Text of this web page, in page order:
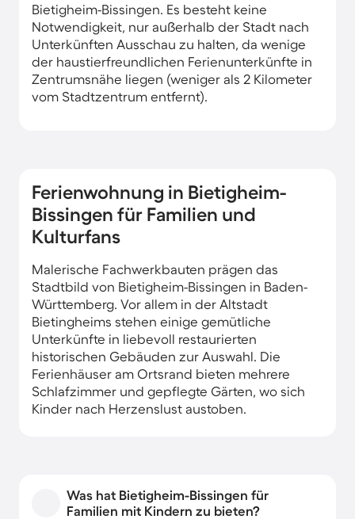
Bietigheim-Bissingen. Es besteht keine
Notwendigkeit, nur außerhalb der Stadt nach
Unterkünften Ausschau zu halten, da wenige
der haustierfreundlichen Ferienunterkünfte in
Zentrumsnähe liegen (weniger als 2 Kilometer
vom Stadtzentrum entfernt).
Ferienwohnung in Bietigheim-
Bissingen für Familien und
Kulturfans
Malerische Fachwerkbauten prägen das
Stadtbild von Bietigheim-Bissingen in Baden-
Württemberg. Vor allem in der Altstadt
Bietingheims stehen einige gemütliche
Unterkünfte in liebevoll restaurierten
historischen Gebäuden zur Auswahl. Die
Ferienhäuser am Ortsrand bieten mehrere
Schlafzimmer und gepflegte Gärten, wo sich
Kinder nach Herzenslust austoben.
Was hat Bietigheim-Bissingen für
Familien mit Kindern zu bieten?